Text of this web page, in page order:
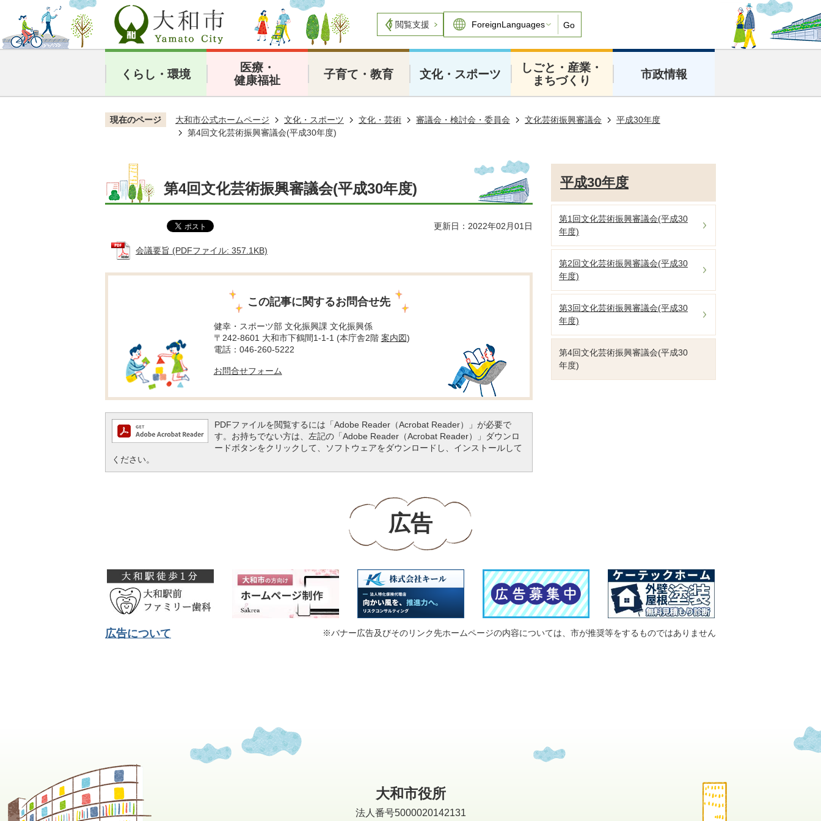
閲覧支援 Go
くらし・環境
医療・
健康福祉
子育て・教育 文化・スポーツ
しごと・産業・
まちづくり
市政情報
現在のページ 大和市公式ホームページ 文化・スポーツ 文化・芸術 審議会・検討会・委員会 文化芸術振興審議会
平成30年度
第4回文化芸術振興審議会(平成30年度)
第4回文化芸術振興審議会(平成30年度)
更新日：2022年02月01日
会議要旨 (PDFファイル: 357.1KB)
この記事に関するお問合せ先
健幸・スポーツ部 文化振興課 文化振興係
〒242-8601 大和市下鶴間1-1-1 (本庁舎2階 案内図)
電話：046-260-5222
お問合せフォーム
PDFファイルを閲覧するには「Adobe Reader（Acrobat Reader）」が必要で
す。お持ちでない方は、左記の「Adobe Reader（Acrobat Reader）」ダウンロ
ードボタンをクリックして、ソフトウェアをダウンロードし、インストールして
ください。
平成30年度
第1回文化芸術振興審議会(平成30
年度)
第2回文化芸術振興審議会(平成30
年度)
第3回文化芸術振興審議会(平成30
年度)
第4回文化芸術振興審議会(平成30
年度)
広告
広告について ※バナー広告及びそのリンク先ホームページの内容については、市が推奨等をするものではありません
大和市役所
法人番号5000020142131